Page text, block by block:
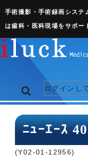
手術撮影・手術録画システ
は歯科・医科現場をサポー
ログインし
トップページ
ﾆｭｰｴｰｽ
(Y02-01-12956)